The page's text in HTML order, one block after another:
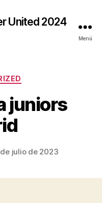
United 2024
Menú
juniors
julio de 2023